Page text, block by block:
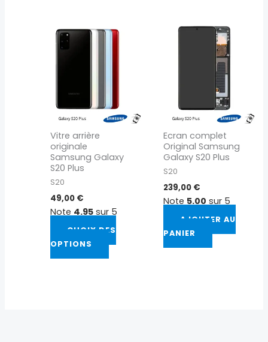
Vitre arrière
originale
Samsung Galaxy
S20 Plus
S20
49,00 €
Note 4.95sur 5
CHOIX DES
OPTIONS
Ce
produit
options
peuvent
choisies
sur
du
Ecran complet
Original Samsung
Galaxy S20 Plus
S20
239,00 €
Note 5.00 sur 5
AJOUTER AU
PANIER